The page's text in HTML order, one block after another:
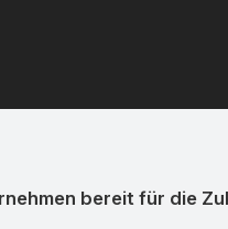
bereit für die